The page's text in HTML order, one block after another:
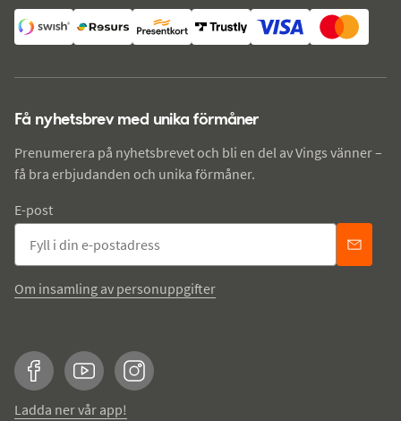
Få nyhetsbrev med unika förmåner
Prenumerera på nyhetsbrevet och bli en del av Vings vänner –
få bra erbjudanden och unika förmåner.
E-post
Om insamling av personuppgifter
FacebookYouTubeInstagram
Ladda ner vår app!